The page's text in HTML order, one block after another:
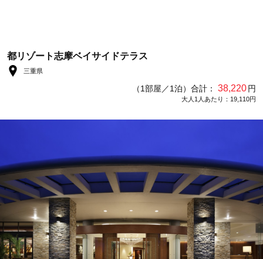
都リゾート志摩ベイサイドテラス
三重県
（1部屋／1泊）合計： 38,220円
大人1人あたり：19,110円